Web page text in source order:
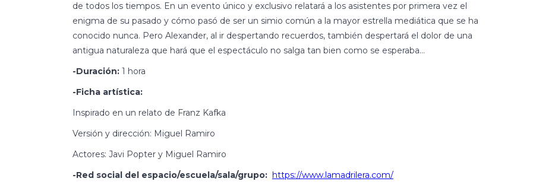
de todos los tiempos. En un evento único y exclusivo relatará a los asistentes por primera vez el
enigma de su pasado y cómo pasó de ser un simio común a la mayor estrella mediática que se ha
conocido nunca. Pero Alexander, al ir despertando recuerdos, también despertará el dolor de una
antigua naturaleza que hará que el espectáculo no salga tan bien como se esperaba…
-Duración: 1 hora
-Ficha artística:
Inspirado en un relato de Franz Kafka
Versión y dirección: Miguel Ramiro
Actores: Javi Popter y Miguel Ramiro
-Red social del espacio/escuela/sala/grupo: https://www.lamadrilera.com/